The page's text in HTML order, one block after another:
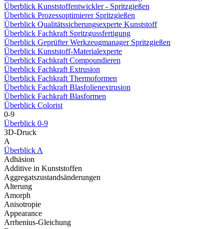
Überblick Kunststoffentwickler - Spritzgießen
Überblick Prozessoptimierer Spritzgießen
Überblick Qualitätssicherungsexperte Kunststoff
Überblick Fachkraft Spritzgussfertigung
Überblick Geprüfter Werkzeugmanager Spritzgießen
Überblick Kunststoff-Materialexperte
Überblick Fachkraft Compoundieren
Überblick Fachkraft Extrusion
Überblick Fachkraft Thermoformen
Überblick Fachkraft Blasfolienextrusion
Überblick Fachkraft Blasformen
Überblick Colorist
0-9
Überblick 0-9
3D-Druck
A
Überblick A
Adhäsion
Additive in Kunststoffen
Aggregatszustandsänderungen
Alterung
Amorph
Anisotropie
Appearance
Arrhenius-Gleichung